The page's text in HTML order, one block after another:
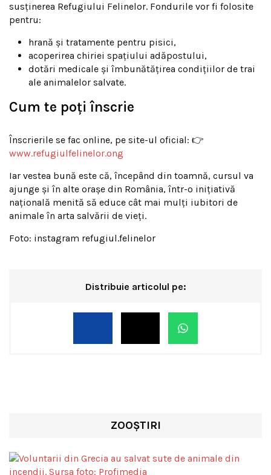
susținerea Refugiului Felinelor. Fondurile vor fi folosite
pentru:
hrană și tratamente pentru pisici,
acoperirea chiriei spațiului adăpostului,
dotări medicale și îmbunătățirea condițiilor de trai
ale animalelor salvate.
Cum te poți înscrie
Înscrierile se fac online, pe site-ul oficial: 👉
www.refugiulfelinelor.ong
Iar vestea bună este că, începând din toamnă, cursul va
ajunge și în alte orașe din România, într-o inițiativă
națională menită să educe cât mai mulți iubitori de
animale în arta salvării de vieți.
Foto: instagram refugiul.felinelor
Distribuie articolul pe:
ZOOȘTIRI